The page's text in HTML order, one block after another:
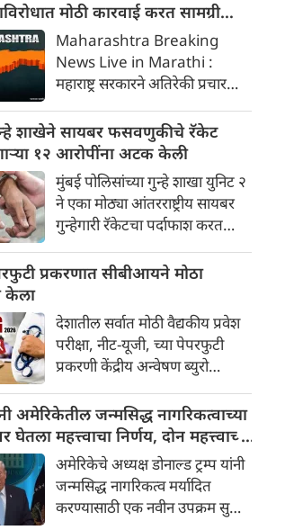
मोठी कारवाई करत सामग्री
Maharashtra Breaking
News Live in Marathi :
महाराष्ट्र सरकारने अतिरेकी प्रचार
मोठी कारवाई केली आहे. राज्याच्या
गृह विभागाने दहशतवादी संघटनांशी
संबंधित ११४ अतिरेकी मासिके,
प्रशिक्षण पुस्तिका आणि डिजिटल
साहित्य जप्त करण्याचा आदेश जारी
केला आहे. या बंदीमध्ये इस्लामिक
स्टेट, हिजबुल मुजाहिदीन पीर पंजाल
रेजिमेंट आणि अल कायदा इन द
कुख्यात दहशतवादी संघटनांच्या
साहित्याचा समावेश आहे.
शाखेने सायबर फसवणुकीचे रॅकेट
१२ आरोपींना अटक केली
मुंबई पोलिसांच्या गुन्हे शाखा युनिट २
ने एका मोठ्या आंतरराष्ट्रीय सायबर
गुन्हेगारी रॅकेटचा पर्दाफाश करत
आहे. पोलिसांच्या माहितीनुसार, ही
सारख्या ऑनलाइन गेमिंग आणि
बेटिंग साइट्सच्या नावाखाली
देशभरातील लोकांची फसवणूक करत
होती.
प्रकरणात सीबीआयने मोठा
केला
देशातील सर्वात मोठी वैद्यकीय प्रवेश
परीक्षा, नीट-यूजी, च्या पेपरफुटी
प्रकरणी केंद्रीय अन्वेषण ब्युरो
धक्कादायक सत्ये समोर येत आहेत.
न्यायालयात दाखल केलेल्या
सीबीआयच्या आरोपपत्र आणि
सद्यस्थिती अहवालानुसार, पेपर
चोरण्यासाठी कोणत्याही डिजिटल
हॅकिंग किंवा पारंपरिक पद्धतींचा
अमेरिकेतील जन्मसिद्ध नागरिकत्वाच्या
घेतला महत्त्वाचा निर्णय, दोन महत्त्वाच्या
स्वाक्षरी केलीअमेरिकेचे अध्यक्ष डोनाल्ड ट्रम्प यांनी
जन्मसिद्ध नागरिकत्व मर्यादित
करण्यासाठी एक नवीन उपक्रम सुरू